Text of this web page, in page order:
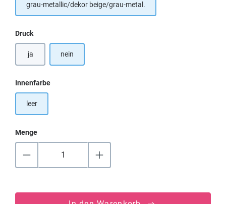
grau-metallic/dekor beige/grau-metal.
Druckauswählen
ja nein
Innenfarbeauswählen
leer
Menge